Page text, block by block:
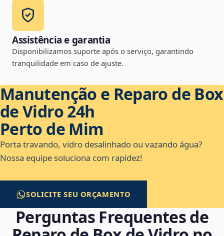
Assistência e garantia
Disponibilizamos suporte após o serviço, garantindo
tranquilidade em caso de ajuste.
Manutenção e Reparo de Box
de Vidro 24h
Perto de Mim
Porta travando, vidro desalinhado ou vazando água?
Nossa equipe soluciona com rapidez!
SOLICITE SEU ORÇAMENTO
Perguntas Frequentes de